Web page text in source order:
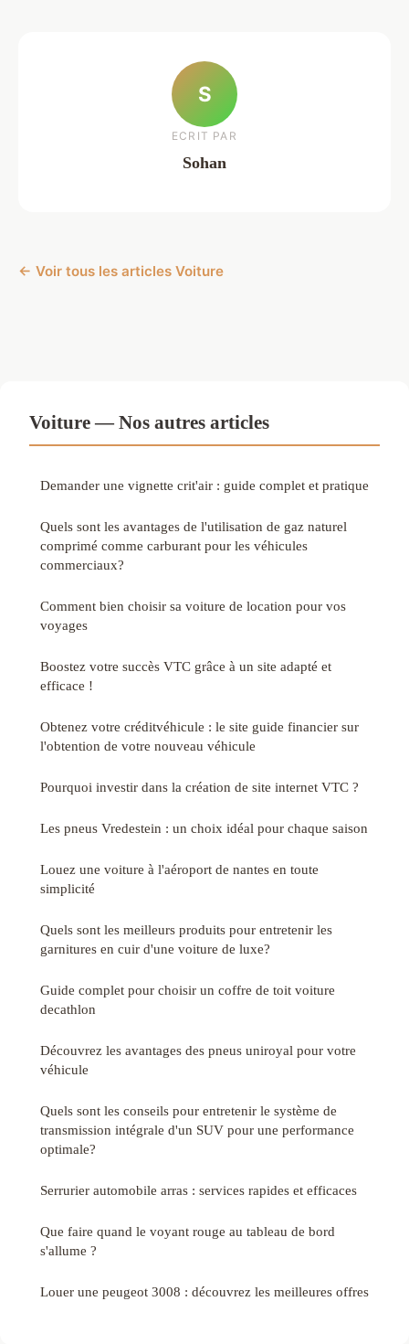
S
ECRIT PAR
Sohan
← Voir tous les articles Voiture
Voiture — Nos autres articles
Demander une vignette crit'air : guide complet et pratique
Quels sont les avantages de l'utilisation de gaz naturel
comprimé comme carburant pour les véhicules
commerciaux?
Comment bien choisir sa voiture de location pour vos
voyages
Boostez votre succès VTC grâce à un site adapté et
efficace !
Obtenez votre créditvéhicule : le site guide financier sur
l'obtention de votre nouveau véhicule
Pourquoi investir dans la création de site internet VTC ?
Les pneus Vredestein : un choix idéal pour chaque saison
Louez une voiture à l'aéroport de nantes en toute
simplicité
Quels sont les meilleurs produits pour entretenir les
garnitures en cuir d'une voiture de luxe?
Guide complet pour choisir un coffre de toit voiture
decathlon
Découvrez les avantages des pneus uniroyal pour votre
véhicule
Quels sont les conseils pour entretenir le système de
transmission intégrale d'un SUV pour une performance
optimale?
Serrurier automobile arras : services rapides et efficaces
Que faire quand le voyant rouge au tableau de bord
s'allume ?
Louer une peugeot 3008 : découvrez les meilleures offres